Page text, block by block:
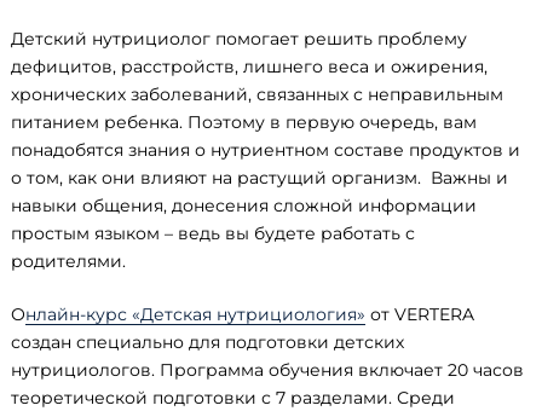
Детский нутрициолог помогает решить проблему
дефицитов, расстройств, лишнего веса и ожирения,
хронических заболеваний, связанных с неправильным
питанием ребенка. Поэтому в первую очередь, вам
понадобятся знания о нутриентном составе продуктов и
о том, как они влияют на растущий организм. Важны и
навыки общения, донесения сложной информации
простым языком – ведь вы будете работать с
родителями.
Онлайн-курс «Детская нутрициология» от VERTERA
создан специально для подготовки детских
нутрициологов. Программа обучения включает 20 часов
теоретической подготовки с 7 разделами. Среди